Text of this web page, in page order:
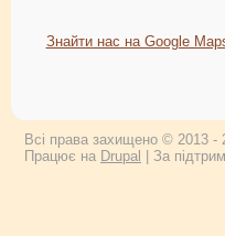
Знайти нас на Google
Всі права захищено © 2013 -
Працює на Drupal | За